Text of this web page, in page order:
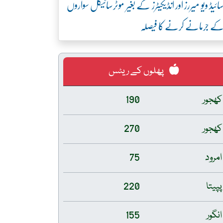
کے جرمانے کرنے کا فیصلہ
پھلوں کے ریٹس
کھجور
190
کھجور
270
امرود
75
پپیتا
220
انگور
155